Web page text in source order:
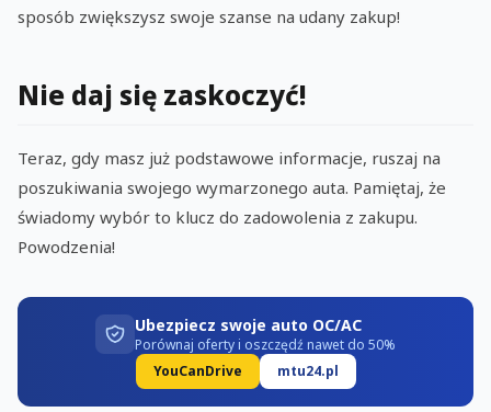
sposób zwiększysz swoje szanse na udany zakup!
Nie daj się zaskoczyć!
Teraz, gdy masz już podstawowe informacje, ruszaj na
poszukiwania swojego wymarzonego auta. Pamiętaj, że
świadomy wybór to klucz do zadowolenia z zakupu.
Powodzenia!
Ubezpiecz swoje auto OC/AC
Porównaj oferty i oszczędź nawet do 50%
YouCanDrive
mtu24.pl